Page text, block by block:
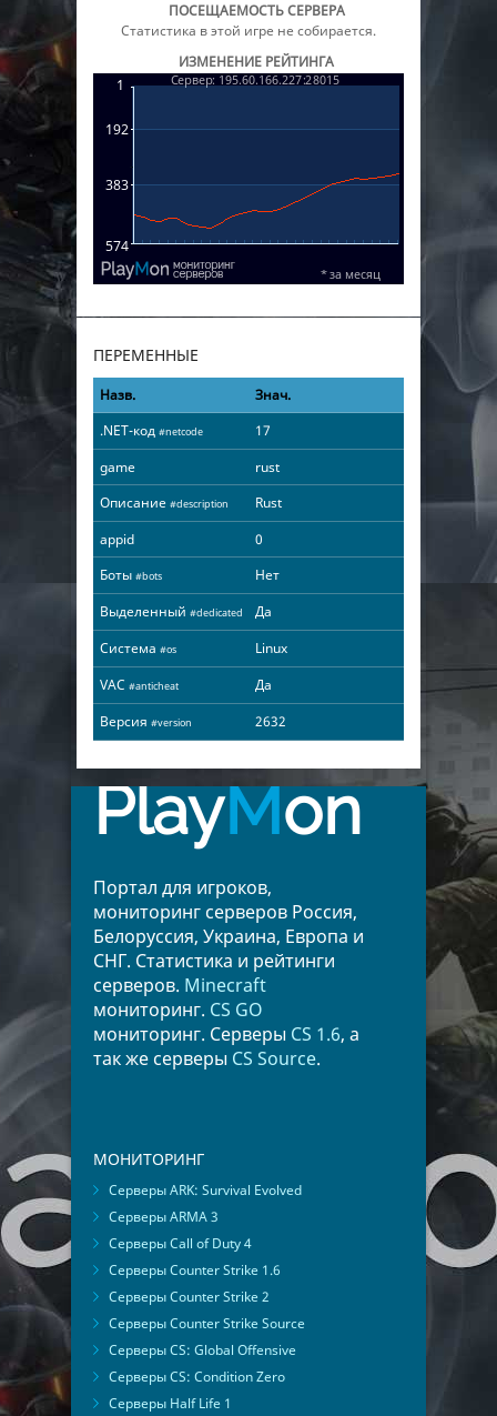
ПОСЕЩАЕМОСТЬ СЕРВЕРА
Статистика в этой игре не собирается.
ИЗМЕНЕНИЕ РЕЙТИНГА
ПЕРЕМЕННЫЕ
Назв.
Знач.
.NET-код #netcode
17
game
rust
Описание #description
Rust
appid
0
Боты #bots
Нет
Выделенный #dedicated
Да
Система #os
Linux
VAC #anticheat
Да
Версия #version 2632
PlayMon
Портал для игроков,
мониторинг серверов Россия,
Белоруссия, Украина, Европа и
СНГ. Статистика и рейтинги
серверов. Minecraft
мониторинг. CS GO
мониторинг. Серверы CS 1.6, а
так же серверы CS Source.
МОНИТОРИНГ
Серверы ARK: Survival Evolved
Серверы ARMA 3
Серверы Call of Duty 4
Серверы Counter Strike 1.6
Серверы Counter Strike 2
Серверы Counter Strike Source
Серверы CS: Global Offensive
Серверы CS: Condition Zero
Серверы Half Life 1